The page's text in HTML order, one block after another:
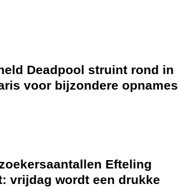
Deadpool struint rond in
voor bijzondere opnames
Efteling
vrijdag wordt een drukke